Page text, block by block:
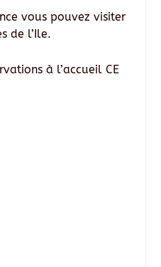
vous pouvez visiter
de l’Ile.
à l’accueil CE